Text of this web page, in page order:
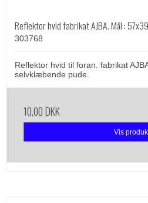
Reflektor hvid fabrikat AJBA. Mål :
303768
Reflektor hvid til foran. fabrikat
selvklæbende pude.
10,00 DKK
Vis